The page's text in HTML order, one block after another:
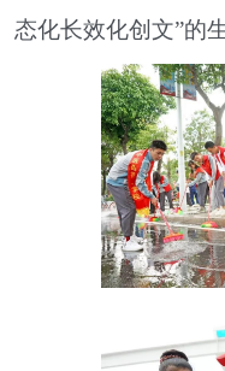
态化长效化创文”的